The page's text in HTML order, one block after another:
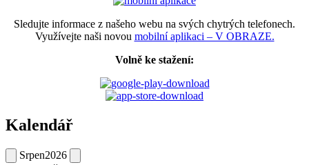
Sledujte informace z našeho webu na svých chytrých telefonech.
Využívejte naši novou mobilní aplikaci – V OBRAZE.
Volně ke stažení:
Kalendář
Srpen2026